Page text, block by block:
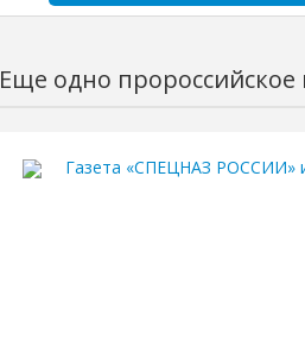
Еще одно пророссийское
Газета «СПЕЦНАЗ РОССИИ»